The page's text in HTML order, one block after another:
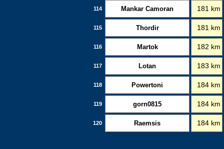
114 Mankar Camoran 181 km
115 Thordir 181 km
116 Martok 182 km
117 Lotan 183 km
118 Powertoni 184 km
119 gorn0815 184 km
120 Raemsis 184 km